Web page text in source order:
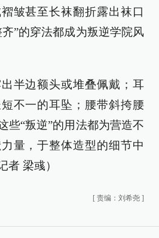
皱甚至长袜翻折露出袜口
”的穿法都成为叛逆学院风
半边额头或堆叠佩戴；耳
不一的耳坠；腰带斜挎腰
“叛逆”的用法都为营造不
量，于整体造型的细节中
者 梁彧）
[ 责编：刘希尧 ]